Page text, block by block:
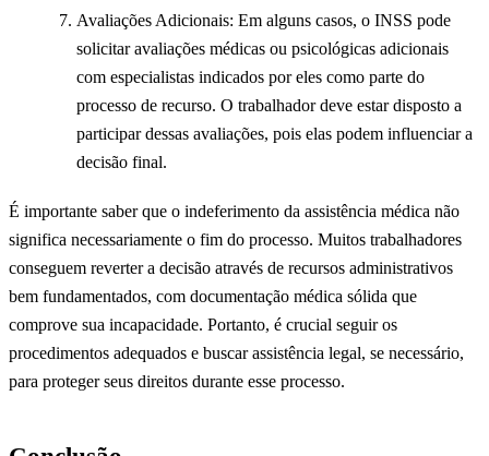
Avaliações Adicionais: Em alguns casos, o INSS pode
solicitar avaliações médicas ou psicológicas adicionais
com especialistas indicados por eles como parte do
processo de recurso. O trabalhador deve estar disposto a
participar dessas avaliações, pois elas podem influenciar a
decisão final.
É importante saber que o indeferimento da assistência médica não
significa necessariamente o fim do processo. Muitos trabalhadores
conseguem reverter a decisão através de recursos administrativos
bem fundamentados, com documentação médica sólida que
comprove sua incapacidade. Portanto, é crucial seguir os
procedimentos adequados e buscar assistência legal, se necessário,
para proteger seus direitos durante esse processo.